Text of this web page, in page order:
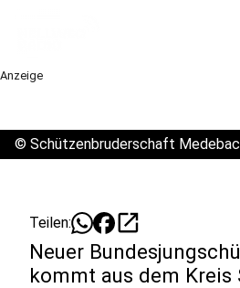
Anzeige
© Schützenbruderschaft
Teilen: open_in_new
Neuer
kommt aus dem Kreis